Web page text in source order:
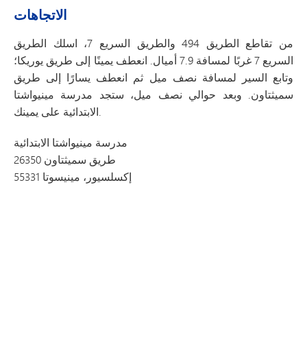
الاتجاهات
من تقاطع الطريق 494 والطريق السريع 7، اسلك الطريق
السريع 7 غربًا لمسافة 7.9 أميال. انعطف يمينًا إلى طريق يوريكا؛
وتابع السير لمسافة نصف ميل ثم انعطف يسارًا إلى طريق
سميثتاون. وبعد حوالي نصف ميل، ستجد مدرسة مينيواشتا
الابتدائية على يمينك.
مدرسة مينيواشتا الابتدائية
26350 طريق سميثتاون
إكسلسيور، مينيسوتا 55331